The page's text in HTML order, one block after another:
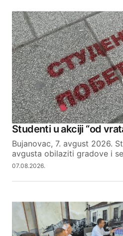
Studenti u akciji “od
Bujanovac, 7. avgust 2026.
avgusta obilaziti gradove i
07.08.2026.